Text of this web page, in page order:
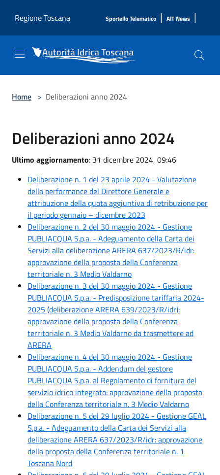
Regione Toscana
Sportello Telematico | AIT News |
Home > Deliberazioni anno 2024
Deliberazioni anno 2024
Ultimo aggiornamento: 31 dicembre 2024, 09:46
Deliberazione n. 1 del 23 aprile 2024 - Valutazione
della performance del Direttore Generale e
attribuzione della quota aggiuntiva di retribuzione per
il periodo gennaio – dicembre 2023
Deliberazione n. 2 del 30 maggio 2024 - Gestione
PUBLIACQUA S.p.a. - Adeguamento della Carta dei
Servizi alla deliberazione ARERA 637/2023/R/idr:
approvazione della proposta della Conferenza
territoriale n. 3 Medio Valdarno
Deliberazione n. 3 del 30 maggio 2024 - Gestione
PUBLIACQUA S.p.a. - Predisposizione tariffaria 2024-
2025 (deliberazione ARERA 639/2023/R/idr):
approvazione della proposta della Conferenza
territoriale n. 3 Medio Valdarno da trasmettere ad
ARERA
Deliberazione n. 4 del 30 maggio 2024 - Gestione
PUBLIACQUA S.p.a. - Addendum del gestore
PUBLIACQUA S.p.a. al Regolamento di fornitura del
servizio idrico integrato: approvazione della proposta
della Conferenza territoriale n. 3 Medio Valdarno
Deliberazione n. 5 del 29 luglio 2024 - Gestione GEAL
S.p.a. - Adeguamento della Carta dei Servizi alla
deliberazione ARERA 637/2023/R/idr: approvazione
della proposta della Conferenza territoriale n. 1
Toscana Nord